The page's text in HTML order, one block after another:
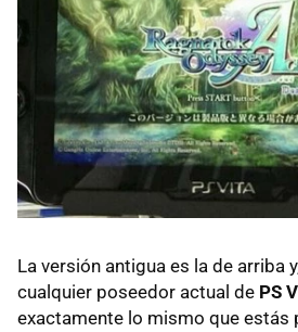
La versión antigua es la de arriba
cualquier poseedor actual de PS
exactamente lo mismo que estás